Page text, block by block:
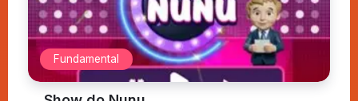
Fundamental